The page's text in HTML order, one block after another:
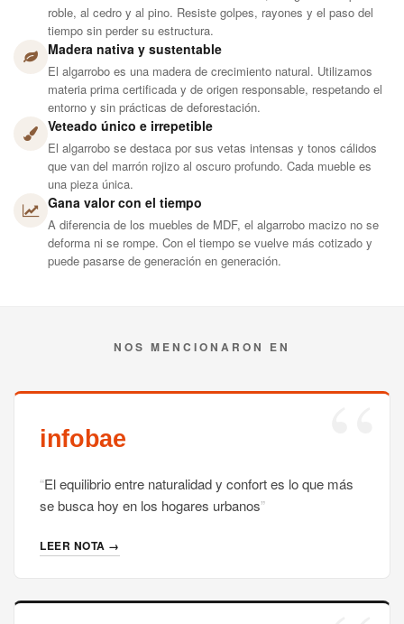
roble, al cedro y al pino. Resiste golpes, rayones y el paso del
tiempo sin perder su estructura.
Madera nativa y sustentable
El algarrobo es una madera de crecimiento natural. Utilizamos
materia prima certificada y de origen responsable, respetando el
entorno y sin prácticas de deforestación.
Veteado único e irrepetible
El algarrobo se destaca por sus vetas intensas y tonos cálidos
que van del marrón rojizo al oscuro profundo. Cada mueble es
una pieza única.
Gana valor con el tiempo
A diferencia de los muebles de MDF, el algarrobo macizo no se
deforma ni se rompe. Con el tiempo se vuelve más cotizado y
puede pasarse de generación en generación.
NOS MENCIONARON EN
El equilibrio entre naturalidad y confort es lo que más
se busca hoy en los hogares urbanos
LEER NOTA →